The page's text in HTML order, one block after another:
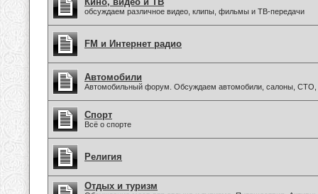
обсуждаем различное видео, клипы, фильмы и ТВ-передачи
FM и Интернет радио
Автомобили
Автомобильный форум. Обсуждаем автомобили, салоны, СТО,
Спорт
Всё о спорте
Религия
Отдых и туризм